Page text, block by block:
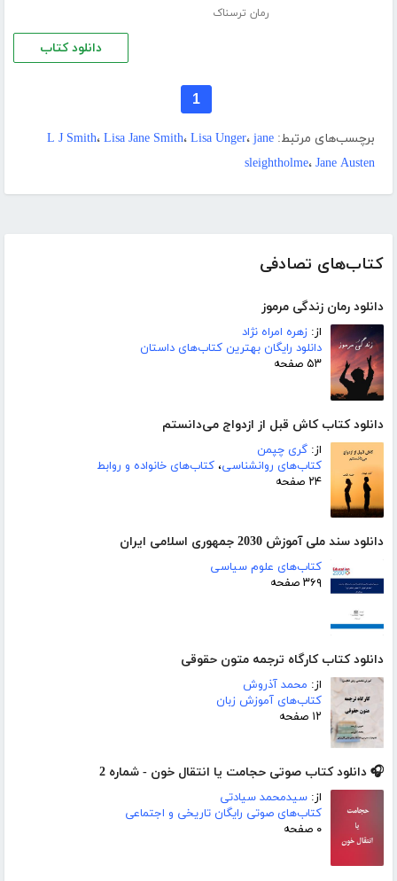
کتاب‌های تصادفی
دانلود رمان زندگی مرموز
از: زهره امراه نژاد
دانلود رایگان بهترین کتاب‌های داستان
۵۳ صفحه
دانلود کتاب کاش قبل از ازدواج می‌‌‌‌دانستم
از: گری چپمن
کتاب‌های روانشناسی، کتاب‌های خانواده و روابط
۲۴ صفحه
دانلود سند ملی آموزش 2030 جمهوری اسلامی ایران
کتاب‌های علوم سیاسی
۳۶۹ صفحه
دانلود کتاب کارگاه ترجمه متون حقوقی
از: محمد آذروش
کتاب‌های آموزش زبان
۱۲ صفحه
🎧 دانلود کتاب صوتی حجامت یا انتقال خون - شماره 2
از: سیدمحمد سیادتی
کتاب‌های صوتی رایگان تاریخی و اجتماعی
۰ صفحه
رمان ترسناک
دانلود کتاب
1
برچسب‌های مرتبط: L J Smith، Lisa Jane Smith، Lisa Unger،jane
sleightholme، Jane Austen